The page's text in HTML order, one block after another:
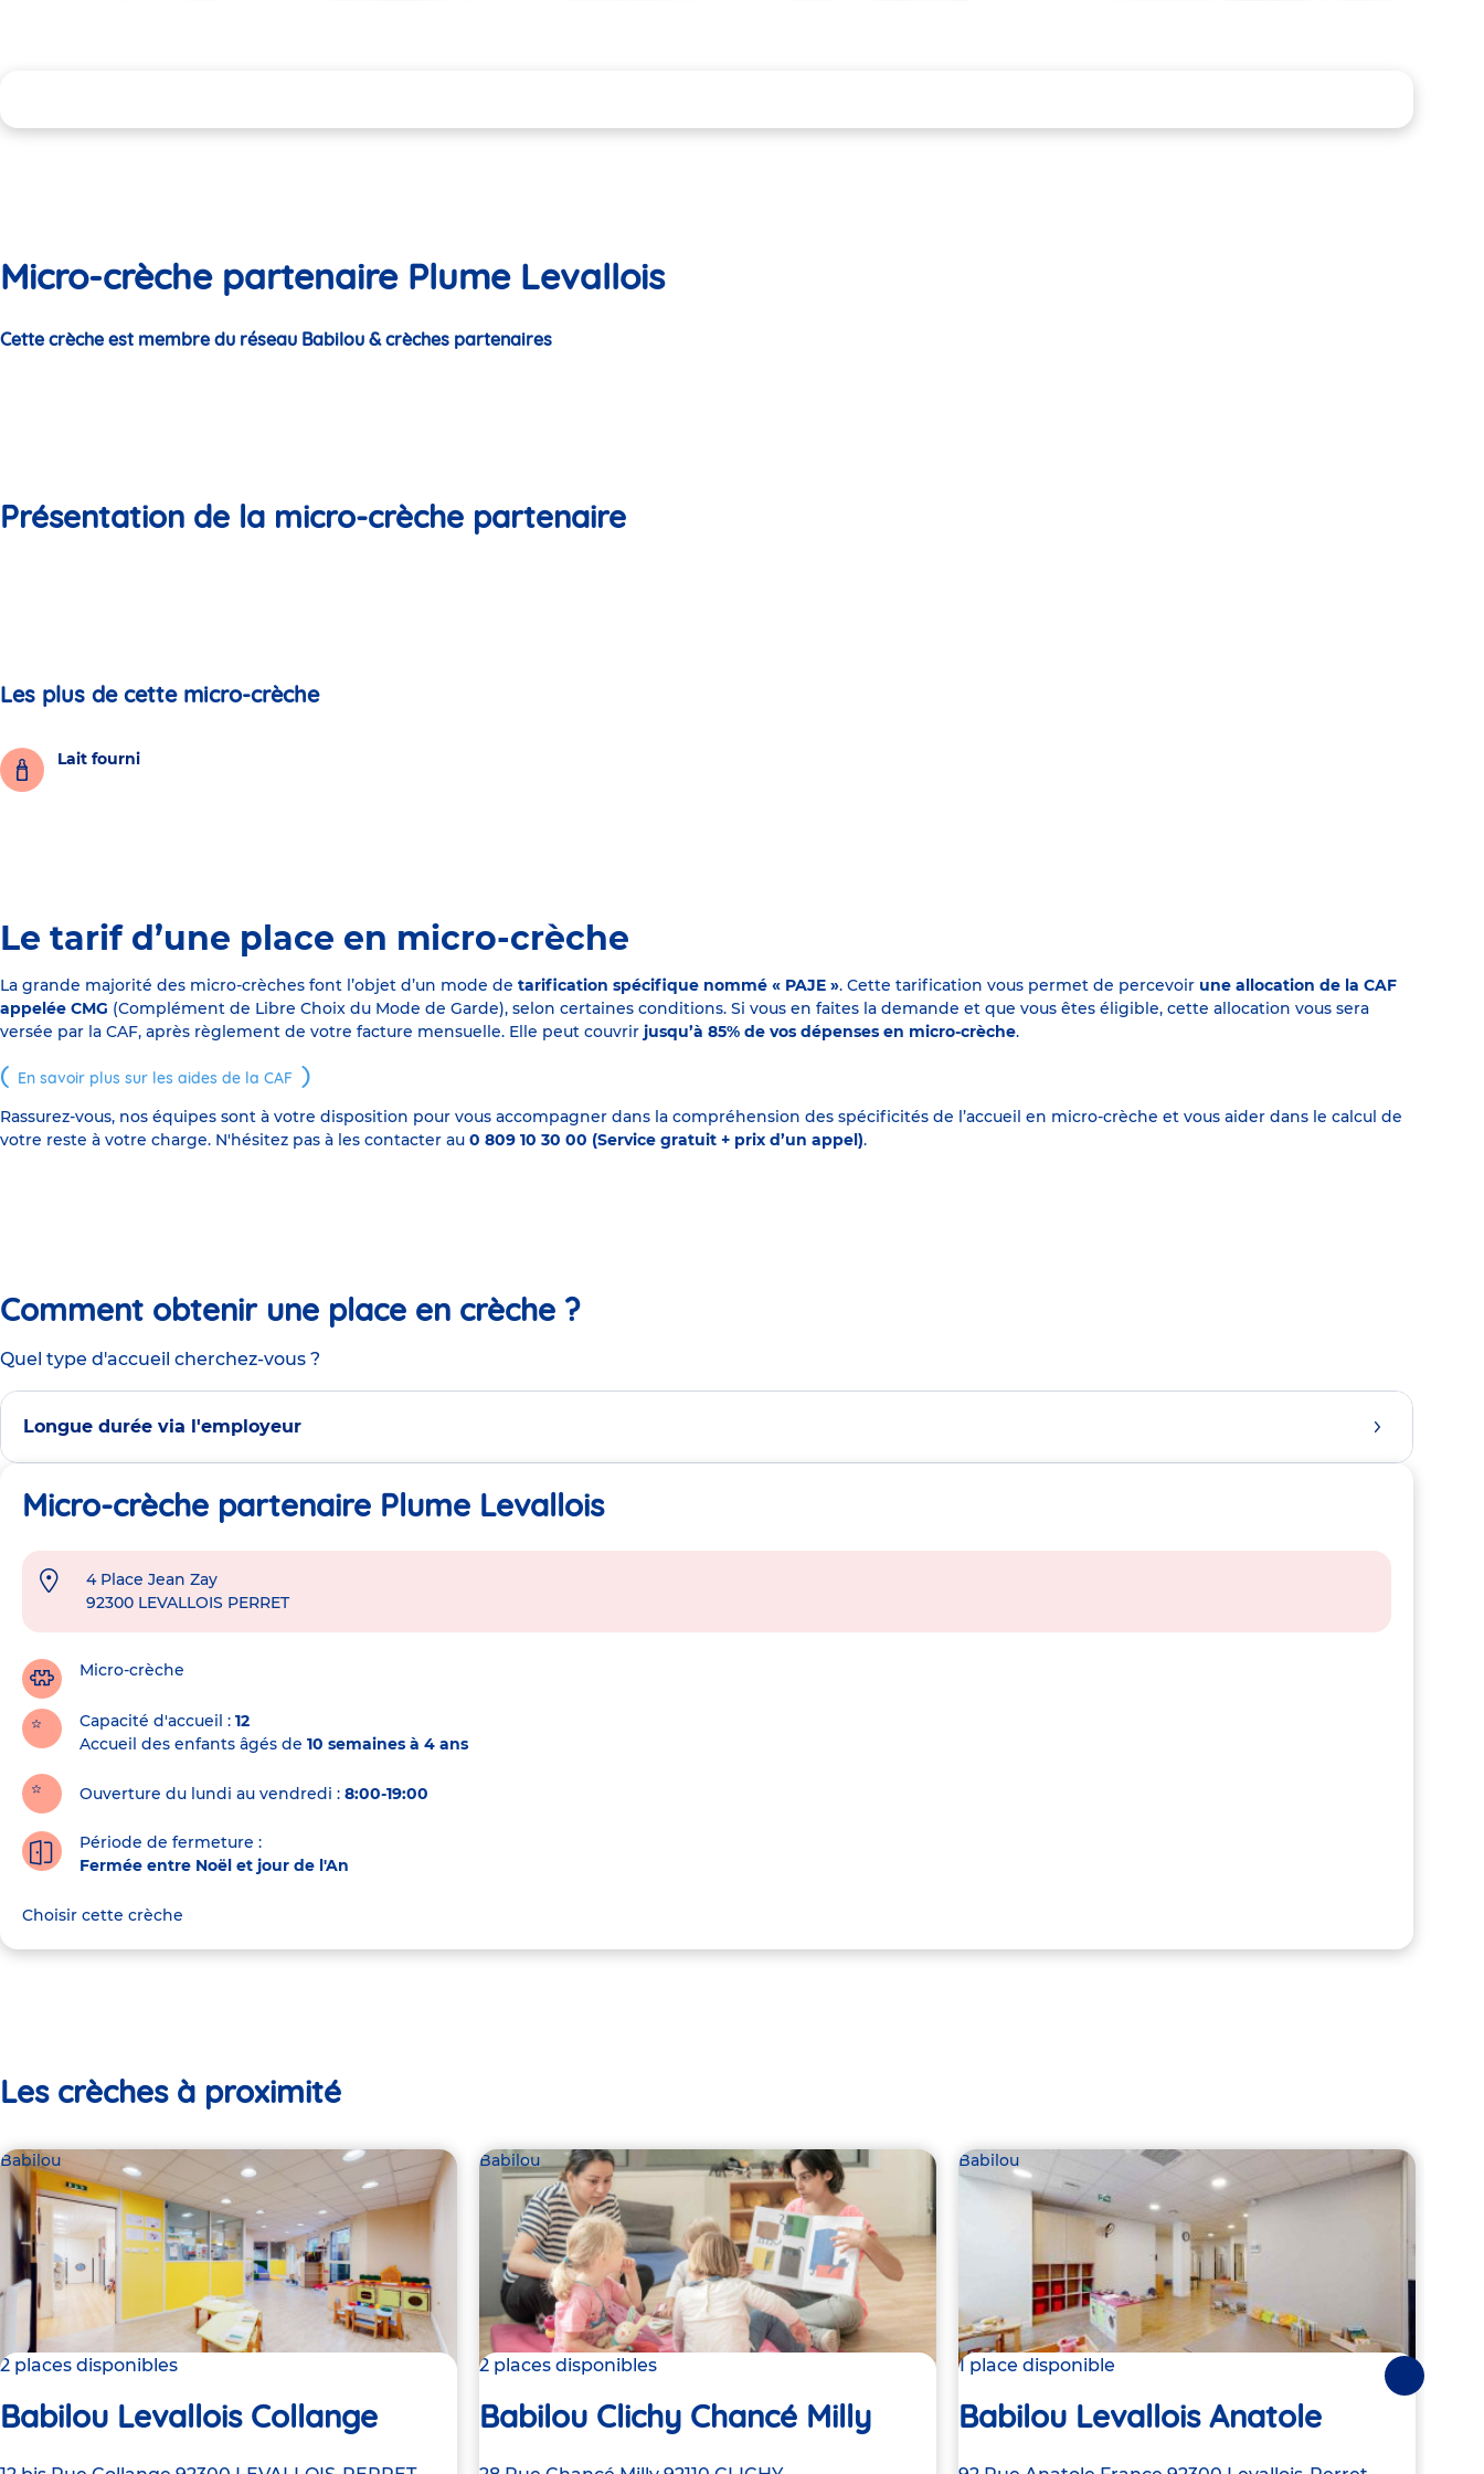
Micro-crèche partenaire Plume Levallois
Cette crèche est membre du réseau Babilou & crèches partenaires
Présentation de la micro-crèche partenaire
Les plus de cette micro-crèche
Lait fourni
Le tarif d’une place en micro-crèche
La grande majorité des micro-crèches font l’objet d’un mode de tarification spécifique nommé « PAJE ». Cette tarification vous permet de percevoir une allocation de la CAF
appelée CMG (Complément de Libre Choix du Mode de Garde), selon certaines conditions. Si vous en faites la demande et que vous êtes éligible, cette allocation vous sera
versée par la CAF, après règlement de votre facture mensuelle. Elle peut couvrir jusqu’à 85% de vos dépenses en micro-crèche.
En savoir plus sur les aides de la CAF
Rassurez-vous, nos équipes sont à votre disposition pour vous accompagner dans la compréhension des spécificités de l’accueil en micro-crèche et vous aider dans le calcul de
votre reste à votre charge. N'hésitez pas à les contacter au 0 809 10 30 00 (Service gratuit + prix d’un appel).
Comment obtenir une place en crèche ?
Quel type d'accueil cherchez-vous ?
Longue durée via l'employeur
Micro-crèche partenaire Plume Levallois
Adresse
crèche
4 Place Jean Zay
92300 LEVALLOIS PERRET
Micro-crèche
Capacité d'accueil
12
Accueil des enfants âgés de 10 semaines à 4 ans
Ouverture du lundi au vendredi : 8:00-19:00
Période de fermeture :
Fermée entre Noël et jour de l'An
Choisir cette crèche
Les crèches à proximité
Babilou
2 places disponibles
Babilou Levallois Collange
Babilou
2 places disponibles
Babilou Clichy Chancé Milly
Babilou
1 place disponible
Babilou Levallois Anatole
Suivantes